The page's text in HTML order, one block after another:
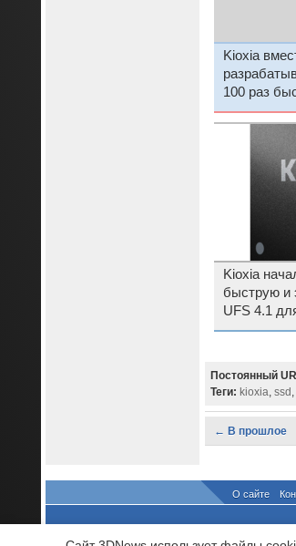
Kioxia
100 раз
Kioxia
быструю и
UFS 4.1
будущего
Постоянный
Теги: kioxia, ssd ,
← В прошлое
О сайте